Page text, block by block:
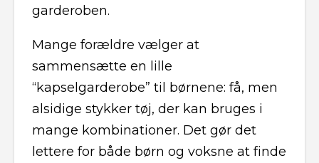
garderoben.
Mange forældre vælger at
sammensætte en lille
“kapselgarderobe” til børnene: få, men
alsidige stykker tøj, der kan bruges i
mange kombinationer. Det gør det
lettere for både børn og voksne at finde